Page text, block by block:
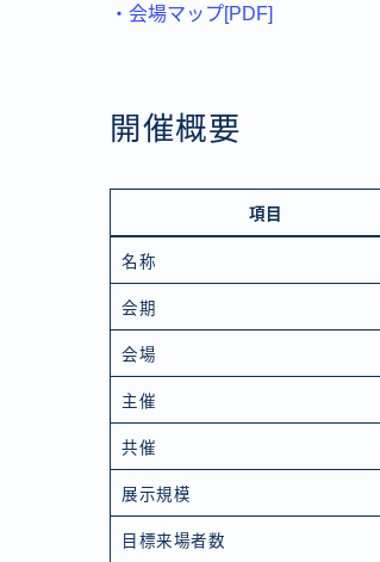
・会場マップ[PDF]
開催概要
項目
名称
会期
会場
主催
共催
展示規模
目標来場者数